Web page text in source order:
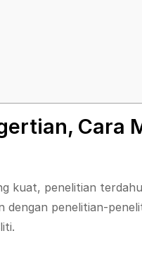
Cara
kuat, penelitian
penelitian-